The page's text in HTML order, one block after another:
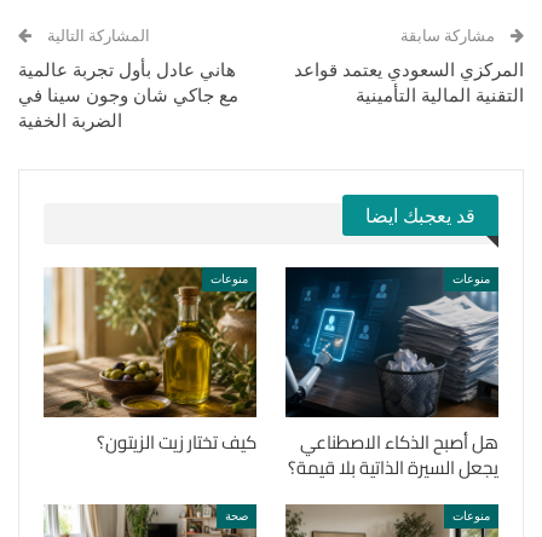
مشاركة سابقة
المركزي السعودي يعتمد قواعد
التقنية المالية التأمينية
المشاركة التالية
هاني عادل بأول تجربة عالمية
مع جاكي شان وجون سينا في
الضربة الخفية
قد يعجبك ايضا
منوعات
هل أصبح الذكاء الاصطناعي
يجعل السيرة الذاتية بلا قيمة؟
منوعات
كيف تختار زيت الزيتون؟
منوعات صحة